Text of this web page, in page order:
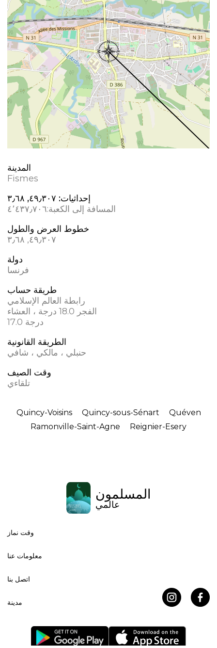
المدينة
Fismes
إحداثيات: ٤٩٫٣٠٧, ٣٫٦٨
المسافة إلى الكعبة:٤٬٤٣٧٫٧٠٦
خطوط العرض والطول
٤٩٫٣٠٧, ٣٫٦٨
دولة
فرنسا
طريقة حساب
رابطة العالم الإسلامي
الفجر 18.0 درجة ، العشاء
17.0 درجة
الطريقة القانونية
حنبلي ، مالكي ، شافي
وقت الصيف
تلقاءي
Quincy-Voisins Quincy-sous-Sénart
Quéven
Ramonville-Saint-Agne
Reignier-Esery
المسلمون
عالمي
وقت نماز
معلومات عنا
اتصل بنا
مدينة